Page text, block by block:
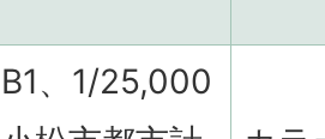
B1、1/25,000